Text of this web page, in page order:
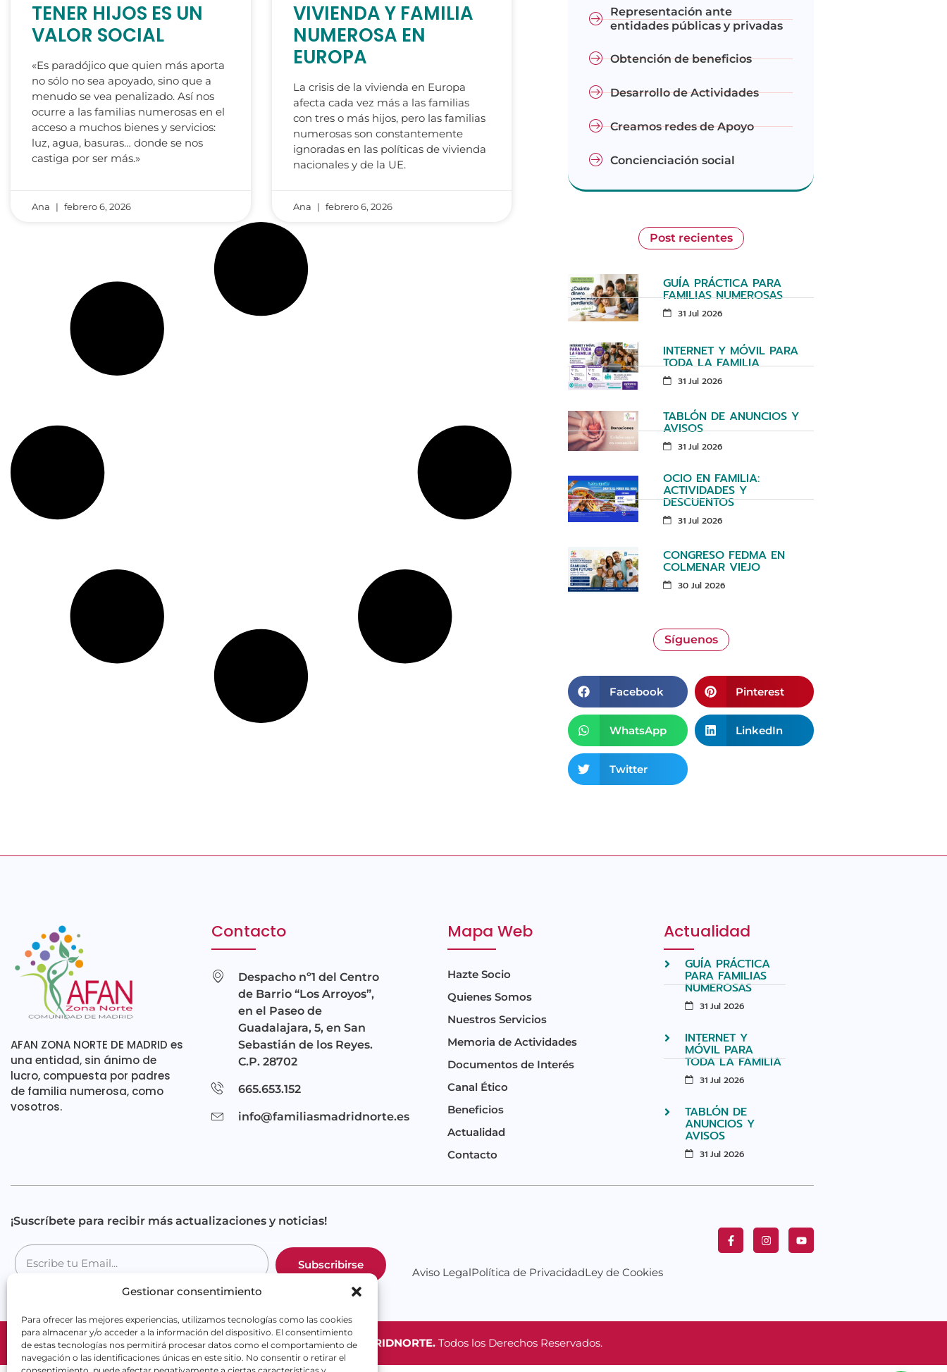
Gestionar consentimiento
Para ofrecer las mejores experiencias, utilizamos tecnologías como las cookies
para almacenar y/o acceder a la información del dispositivo. El consentimiento
de estas tecnologías nos permitirá procesar datos como el comportamiento de
navegación o las identificaciones únicas en este sitio. No consentir o retirar el
TENER HIJOS ES UN
VALOR SOCIAL
«Es paradójico que quien más aporta
no sólo no sea apoyado, sino que a
menudo se vea penalizado. Así nos
ocurre a las familias numerosas en el
acceso a muchos bienes y servicios:
luz, agua, basuras… donde se nos
castiga por ser más.»
Ana febrero 6, 2026
VIVIENDA Y FAMILIA
NUMEROSA EN
EUROPA
La crisis de la vivienda en Europa
afecta cada vez más a las familias
con tres o más hijos, pero las familias
numerosas son constantemente
ignoradas en las políticas de vivienda
nacionales y de la UE.
Ana febrero 6, 2026
Representación ante
entidades públicas y privadas
Obtención de beneficios
Desarrollo de Actividades
Creamos redes de Apoyo
Concienciación social
Post recientes
GUÍA PRÁCTICA PARA
FAMILIAS NUMEROSAS
31 Jul 2026
INTERNET Y MÓVIL PARA
TODA LA FAMILIA
31 Jul 2026
TABLÓN DE ANUNCIOS Y
AVISOS
31 Jul 2026
OCIO EN FAMILIA:
ACTIVIDADES Y
DESCUENTOS
31 Jul 2026
CONGRESO FEDMA EN
COLMENAR VIEJO
30 Jul 2026
Síguenos
Facebook Pinterest
WhatsApp LinkedIn
Twitter
AFAN ZONA NORTE DE MADRID es
una entidad, sin ánimo de
lucro, compuesta por padres
de familia numerosa, como
vosotros.
Contacto
Despacho nº1 del Centro
de Barrio “Los Arroyos”,
en el Paseo de
Guadalajara, 5, en San
Sebastián de los Reyes.
C.P. 28702
665.653.152
info@familiasmadridnorte.es
Mapa Web
Hazte Socio
Quienes Somos
Nuestros Servicios
Memoria de Actividades
Documentos de Interés
Canal Ético
Beneficios
Actualidad
Contacto
Actualidad
GUÍA PRÁCTICA
PARA FAMILIAS
NUMEROSAS
31 Jul 2026
INTERNET Y
MÓVIL PARA
TODA LA FAMILIA
31 Jul 2026
TABLÓN DE
ANUNCIOS Y
AVISOS
31 Jul 2026
¡Suscríbete para recibir más actualizaciones y noticias!
Subscribirse
Aviso LegalPolítica de PrivacidadLey de Cookies
Copyright 2025 ©FAMILIASMADRIDNORTE. Todos los Derechos Reservados.